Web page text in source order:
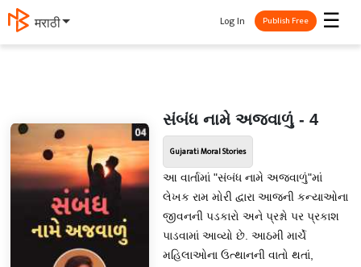
मराठी ☰
Log In Publish Free
સંબંધ નામે અજવાળું - 4
Gujarati Moral Stories
આ વાર્તામાં "સંબંધ નામે અજવાળું"માં
લેખક રામ મોરી દ્વારા આજની કન્યાઓના
જીવનની પડકારો અને પ્રશ્નો પર પ્રકાશ
પાડવામાં આવ્યો છે. આઠમી માર્ચે
મહિલાઓના ઉત્થાનની વાતો થતાં,